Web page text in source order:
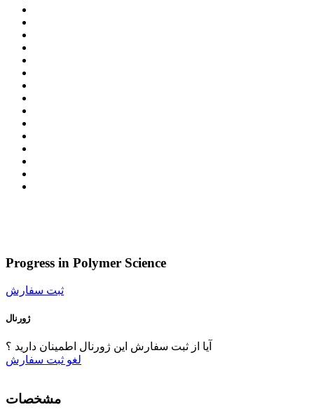
Progress in Polymer Science
ثبت سفارش
ژورنال
آیا از ثبت سفارش این ژورنال اطمینان دارید ؟
لغو ثبت سفارش
مشخصات